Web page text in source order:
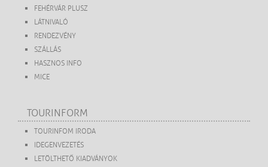
FEHÉRVÁR PLUSZ
LÁTNIVALÓ
RENDEZVÉNY
SZÁLLÁS
HASZNOS INFO
MICE
TOURINFORM
TOURINFOM IRODA
IDEGENVEZETÉS
LETÖLTHETŐ KIADVÁNYOK